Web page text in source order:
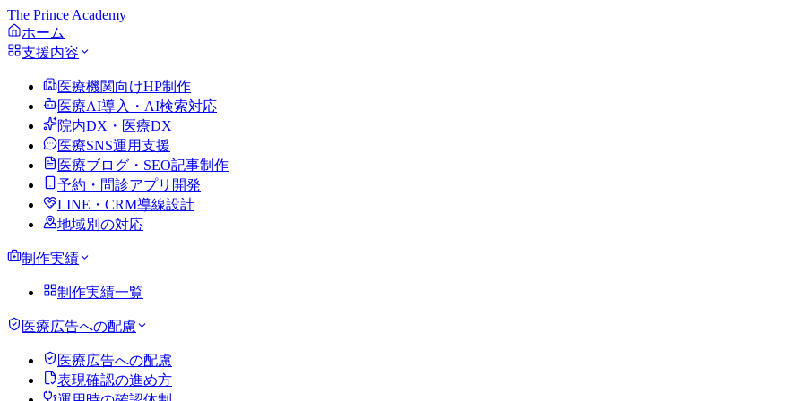
The Prince Academy
ホーム
支援内容
医療機関向けHP制作
医療AI導入・AI検索対応
院内DX・医療DX
医療SNS運用支援
医療ブログ・SEO記事制作
予約・問診アプリ開発
LINE・CRM導線設計
地域別の対応
制作実績
制作実績一覧
医療広告への配慮
医療広告への配慮
表現確認の進め方